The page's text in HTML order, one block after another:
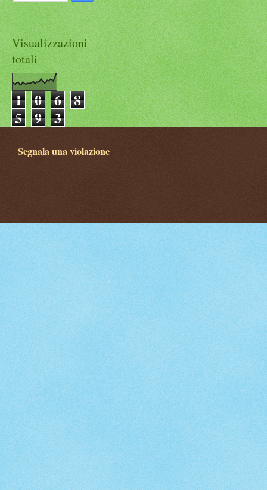
Visualizzazioni
totali
1 0 6 8
5 9 3
Segnala una violazione